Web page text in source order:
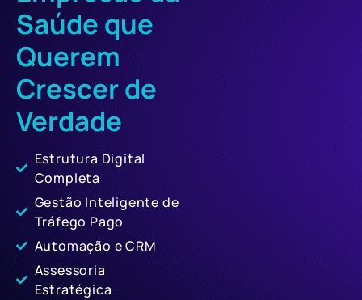
Saúdeque
Querem
Crescer de
Verdade
Estrutura Digital
Completa
Gestão Inteligente de
Tráfego Pago
Automação e CRM
Assessoria
Estratégica